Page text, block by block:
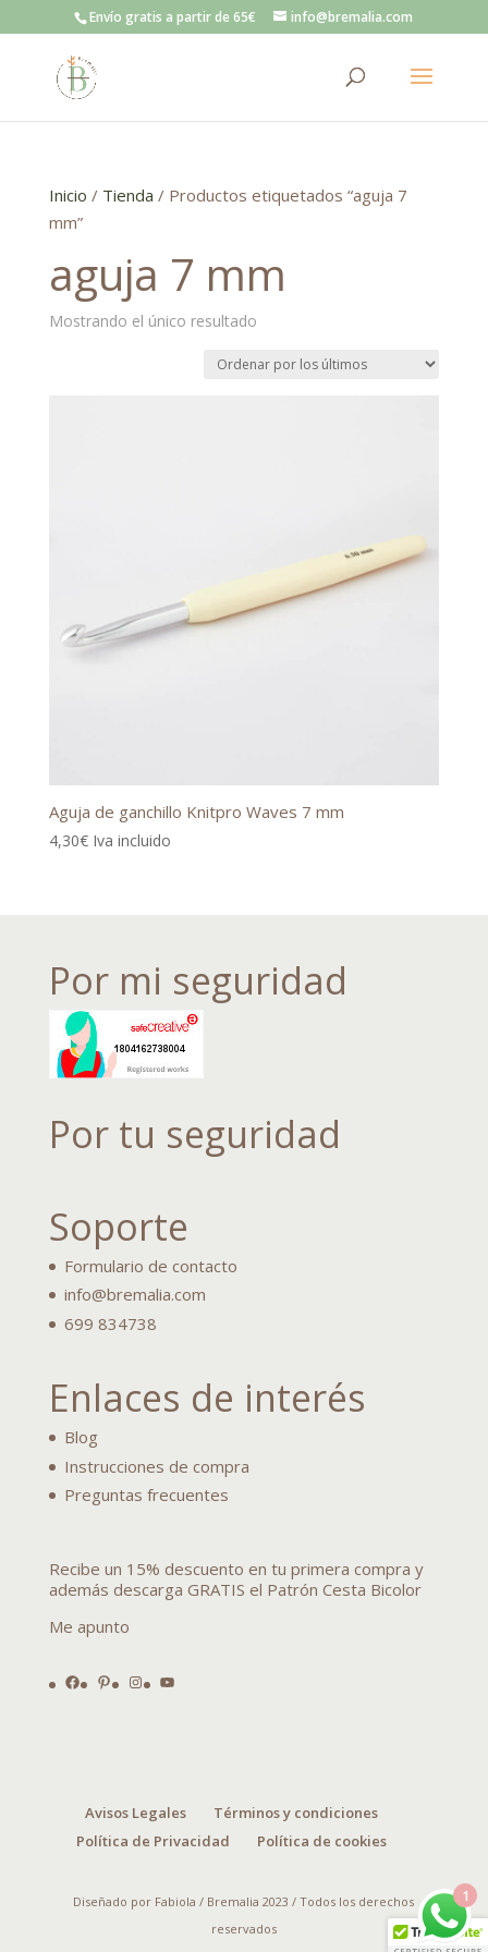
Envío gratis a partir de 65€ info@bremalia.com
Inicio / Tienda / Productos etiquetados “aguja 7
mm”
aguja 7 mm
Mostrando el único resultado
Aguja de ganchillo Knitpro Waves 7 mm
4,30€ Iva incluido
Por mi seguridad
Por tu seguridad
Soporte
Formulario de contacto
info@bremalia.com
699 834738
Enlaces de interés
Blog
Instrucciones de compra
Preguntas frecuentes
Recibe un 15% descuento en tu primera compra y
además descarga GRATIS el Patrón Cesta Bicolor
Me apunto
Facebook
Pinterest
Instagram
YouTube
Avisos Legales
Términos y condiciones
Política de Privacidad
Política de cookies
Diseñado por Fabiola / Bremalia 2023 / Todos los derechos
reservados
1